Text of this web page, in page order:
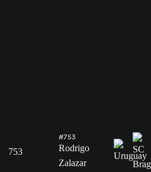
753
#753
Rodrigo
Zalazar